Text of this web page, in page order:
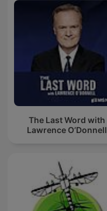
The Last Word with
Lawrence O’Donnell